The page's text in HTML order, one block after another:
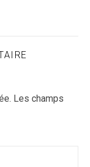
Les champs